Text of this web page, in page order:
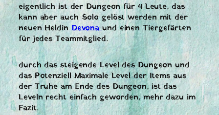
eigentlich ist der Dungeon für 4 Leute, das
kann aber auch Solo gelöst werden mit der
neuen HeldinDevonaund einen Tiergefärten
für jedes Teammitglied.
durch das steigende Level des Dungeon und
das Potenziell Maximale Level der Items aus
der Truhe am Ende des Dungeon, ist das
Leveln recht einfach geworden, mehr dazu im
Fazit.